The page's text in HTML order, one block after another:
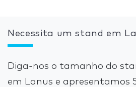
Necessita um stand em
Diga-nos o tamanho do
em Lanus e apresentamos